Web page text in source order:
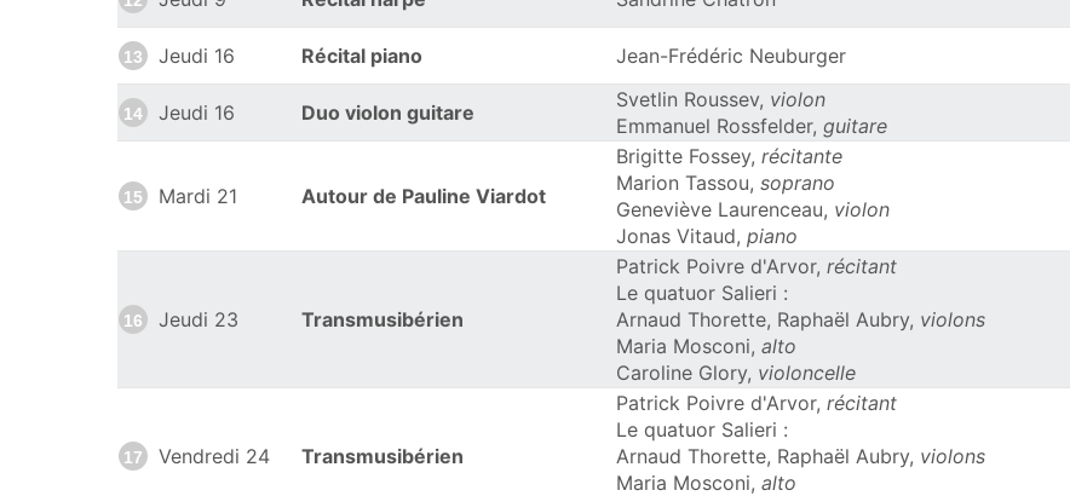
13 Jeudi 16 Récital piano Jean-Frédéric Neuburger
14 Jeudi 16 Duo violon guitare
Svetlin Roussev, violon
Emmanuel Rossfelder, guitare
15 Mardi 21 Autour de Pauline Viardot
Brigitte Fossey, récitante
Marion Tassou, soprano
Geneviève Laurenceau, violon
Jonas Vitaud, piano
16 Jeudi 23 Transmusibérien
Patrick Poivre d'Arvor, récitant
Le quatuor Salieri :
Arnaud Thorette, Raphaël Aubry, violons
Maria Mosconi, alto
Caroline Glory, violoncelle
17 Vendredi 24 Transmusibérien
Patrick Poivre d'Arvor, récitant
Le quatuor Salieri :
Arnaud Thorette, Raphaël Aubry, violons
Maria Mosconi, alto